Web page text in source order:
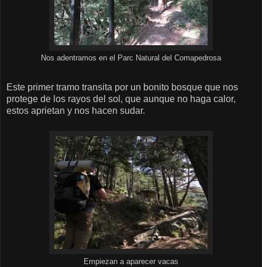
Nos adentramos en el Parc Natural del Comapedrosa
Este primer tramo transita por un bonito bosque que nos
protege de los rayos del sol, que aunque no haga calor,
estos aprietan y nos hacen sudar.
Empiezan a aparecer vacas